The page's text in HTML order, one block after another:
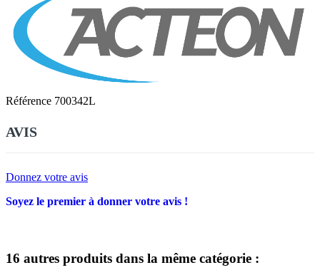
Référence 700342L
AVIS
Donnez votre avis
Soyez le premier à donner votre avis !
16 autres produits dans la même catégorie :